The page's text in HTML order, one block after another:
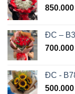
850.000
ĐC –
700.000
ĐC -
500.000